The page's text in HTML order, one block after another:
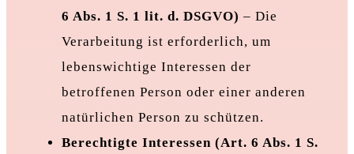
6 Abs. 1 S. 1 lit. d. DSGVO) – Die
Verarbeitung ist erforderlich, um
lebenswichtige Interessen der
betroffenen Person oder einer anderen
natürlichen Person zu schützen.
Berechtigte Interessen (Art. 6 Abs. 1 S.